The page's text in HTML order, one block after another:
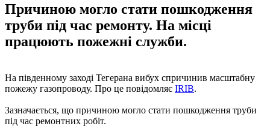
Причиною могло стати пошкодження
труби під час ремонту. На місці
працюють пожежні служби.
На південному заході Тегерана вибух спричинив масштабну
пожежу газопроводу. Про це повідомляє IRIB.
Зазначається, що причиною могло стати пошкодження труби
під час ремонтних робіт.